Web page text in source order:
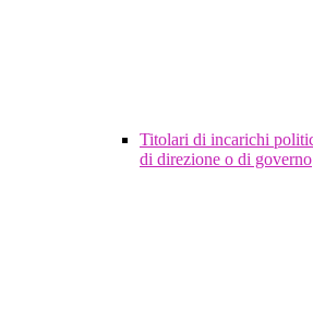
Titolari di incarichi
di direzione o di governo